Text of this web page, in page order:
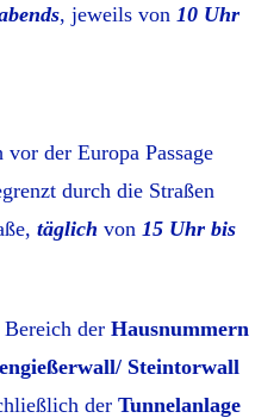
, jeweils von 10 Uhr
der Europa Passage
durch die Straßen
täglich von 15 Uhr bis
der Hausnummern
Steintorwall
der Tunnelanlage